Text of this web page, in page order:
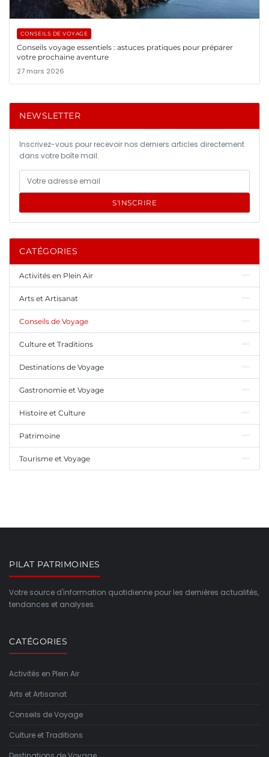
CONSEILS DE VOYAGE
Conseils voyage essentiels : astuces pratiques pour préparer
votre prochaine aventure
27 mars 2026
NEWSLETTER
Inscrivez-vous pour recevoir nos derniers articles directement
dans votre boîte mail.
S'INSCRIRE
CATÉGORIES
Activités en Plein Air
Arts et Artisanat
Conseils de Voyage
Culture et Traditions
Destinations de Voyage
Gastronomie et Voyage
Histoire et Culture
Patrimoine
Tourisme et Voyage
PILAT PATRIMOINES
Votre source d'information quotidienne pour les dernières actualités,
tendances et analyses.
CATÉGORIES
Activités en Plein Air
Arts et Artisanat
Conseils de Voyage
Culture et Traditions